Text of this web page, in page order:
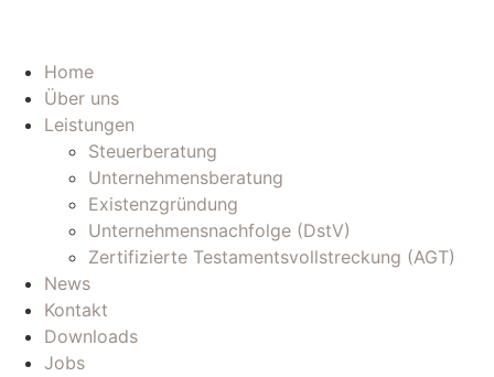
Home
Über uns
Leistungen
Steuerberatung
Unternehmensberatung
Existenzgründung
Unternehmensnachfolge (DstV)
Zertifizierte Testamentsvollstreckung (AGT)
News
Kontakt
Downloads
Jobs